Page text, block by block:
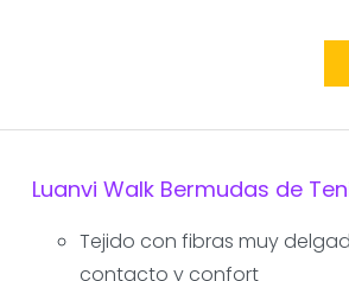
Luanvi Walk Bermudas de
Tejido con fibras muy
contacto y confort